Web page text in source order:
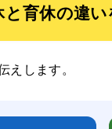
育休の違
します。